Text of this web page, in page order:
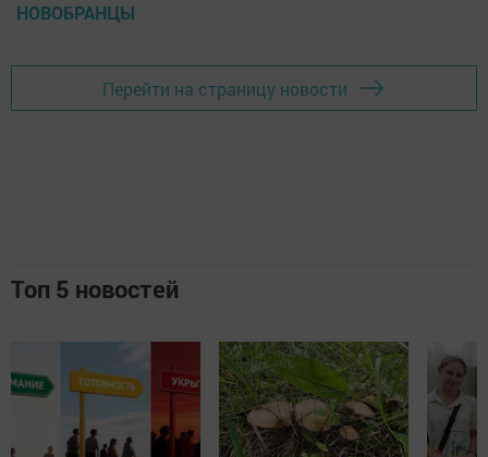
НОВОБРАНЦЫ
Перейти на страницу новости
Топ 5 новостей